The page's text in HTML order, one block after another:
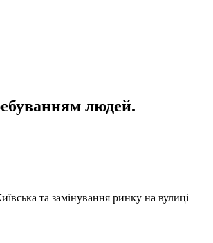
людей.
та замінування ринку на вулиці